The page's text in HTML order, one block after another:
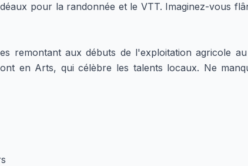
pour la randonnée et le VTT. Imaginez-vous
remontant aux débuts de l'exploitation agricole
en Arts, qui célèbre les talents locaux. Ne